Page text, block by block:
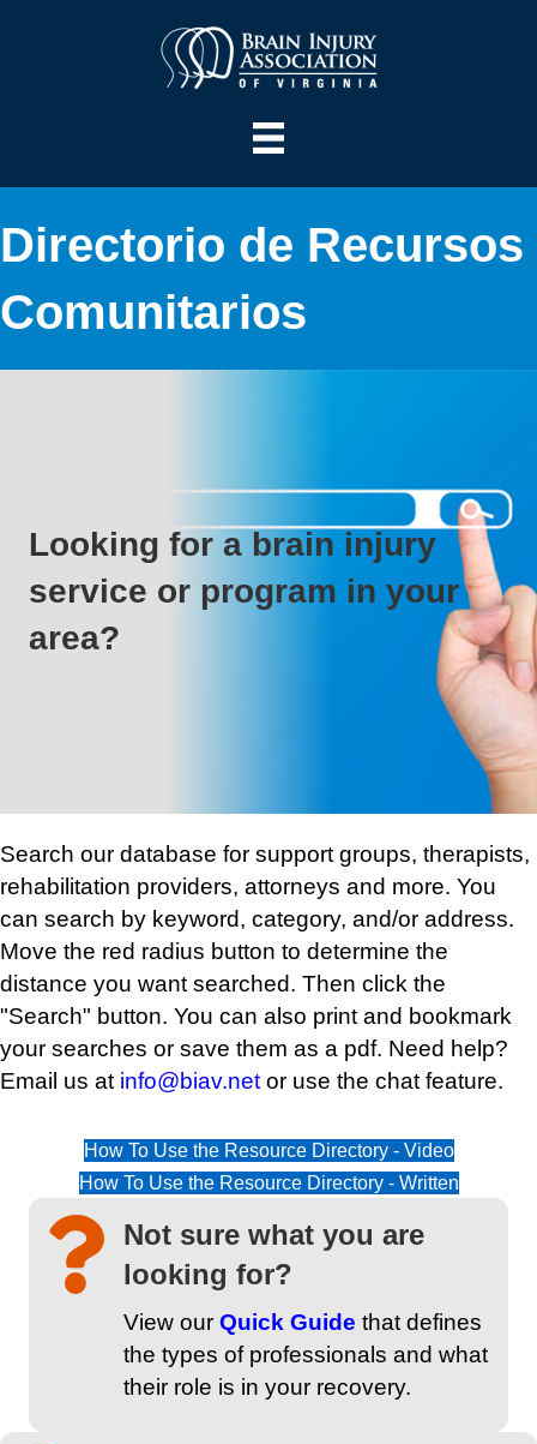
Directorio de Recursos
Comunitarios
Looking for a brain injury
service or program in your
area?
Search our database for support groups, therapists,
rehabilitation providers, attorneys and more. You
can search by keyword, category, and/or address.
Move the red radius button to determine the
distance you want searched. Then click the
"Search" button. You can also print and bookmark
your searches or save them as a pdf. Need help?
Email us at info@biav.net or use the chat feature.
How To Use the Resource Directory - Video
How To Use the Resource Directory - Written
Not sure what you are
looking for?
View our Quick Guide that defines
the types of professionals and what
their role is in your recovery.